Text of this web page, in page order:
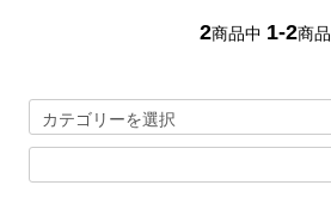
2商品中 1-2商品